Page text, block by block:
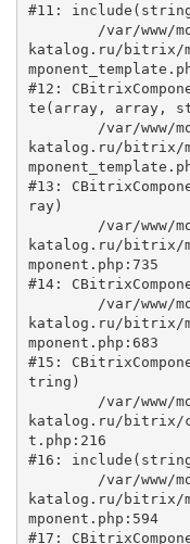
#11:
katalog.ru/bitrix/
#12:
te(array, array,
katalog.ru/bitrix/
#13:
ray)
katalog.ru/bitrix/
mponent.php:735
#14:
katalog.ru/bitrix/
mponent.php:683
#15:
tring)
katalog.ru/bitrix/
t.php:216
#16:
katalog.ru/bitrix/
mponent.php:594
#17: